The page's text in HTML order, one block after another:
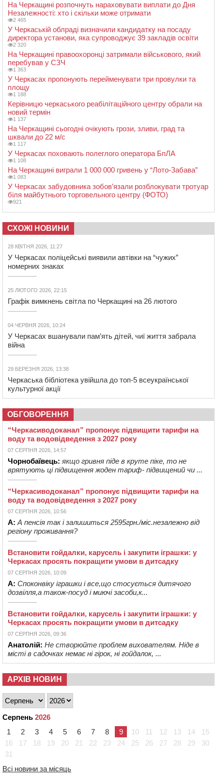
На Черкащині розпочнуть нараховувати виплати до Дня
Незалежності: хто і скільки може отримати
2 465
У Черкаській облраді визначили кандидатку на посаду
директора установи, яка супроводжує 39 закладів освіти
2 320
На Черкащині правоохоронці затримали військового, який
перебував у СЗЧ
1 363
У Черкасах пропонують перейменувати три провулки та
площу
1 188
Керівницю черкаського реабілітаційного центру обрали на
новий термін
1 137
На Черкащині сьогодні очікують грози, зливи, град та
шквали до 22 м/с
1 117
У Черкасах поховають полеглого оператора БпЛА
1 108
На Черкащині виграли 1 000 000 гривень у “Лото-Забава”
1 083
У Черкасах забудовника зобов’язали розблокувати тротуар
біля майбутнього торговельного центру (ФОТО)
921
СХОЖІ НОВИНИ
28 КВІТНЯ 2026, 11:27
У Черкасах поліцейські виявили автівки на “чужих”
номерних знаках
25 ЛЮТОГО 2026, 22:15
Графік вимкнень світла по Черкащині на 26 лютого
04 ЧЕРВНЯ 2026, 10:24
У Черкасах вшанували пам’ять дітей, чиї життя забрала
війна
29 БЕРЕЗНЯ 2026, 13:38
Черкаська бібліотека увійшла до топ-5 всеукраїнської
культурної акції
ОБГОВОРЕННЯ
“Черкасиводоканал” пропонує підвищити тарифи на
воду та водовідведення з 2027 року
07 СЕРПНЯ 2026, 14:57
Чорнобаївець: якщо гривня піде в круте піке, то не
врятують ці підвищення жоден тариф- підвищений чи ...
“Черкасиводоканал” пропонує підвищити тарифи на
воду та водовідведення з 2027 року
07 СЕРПНЯ 2026, 10:56
А: А пенсія так і залишиться 2595грн./міс.незалежно від
регіону проживання?
Встановити гойдалки, карусель і закупити іграшки: у
Черкасах просять покращити умови в дитсадку
07 СЕРПНЯ 2026, 10:09
А: Споконвіку іграшки і все,що стосується дитячого
дозвілля,а також-посуд і миючі засоби,к...
Встановити гойдалки, карусель і закупити іграшки: у
Черкасах просять покращити умови в дитсадку
07 СЕРПНЯ 2026, 09:36
Анатолій: Не створюйте проблем вихователям. Ніде в
місті в садочках немає ні гірок, ні гойдалок, ...
АРХІВ НОВИН
Серпень 2026
1
2 3 4 5 6 7 8 9 10 11 12 13 14
15
16
17 18 19 20 21 22 23 24 25 26 27 28 29
30
31
Всі новини за місяць